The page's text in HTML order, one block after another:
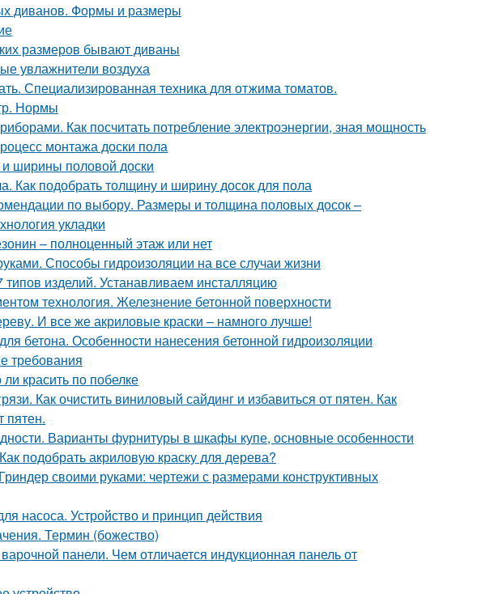
диванов. Формы и размеры
размеров бывают диваны
увлажнители воздуха
Специализированная техника для отжима томатов.
Нормы
Как посчитать потребление электроэнергии, зная мощность
монтажа доски пола
ширины половой доски
Как подобрать толщину и ширину досок для пола
по выбору. Размеры и толщина половых досок –
укладки
– полноценный этаж или нет
Способы гидроизоляции на все случаи жизни
изделий. Устанавливаем инсталляцию
технология. Железнение бетонной поверхности
И все же акриловые краски – намного лучше!
бетона. Особенности нанесения бетонной гидроизоляции
требования
красить по побелке
Как очистить виниловый сайдинг и избавиться от пятен. Как
пятен.
Варианты фурнитуры в шкафы купе, основные особенности
подобрать акриловую краску для дерева?
своими руками: чертежи с размерами конструктивных
насоса. Устройство и принцип действия
Термин (божество)
панели. Чем отличается индукционная панель от